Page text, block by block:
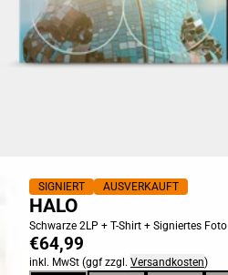
SIGNIERT AUSVERKAUFT
HALO
Schwarze 2LP + T-Shirt + Signiertes Foto
€64,99
inkl. MwSt (ggf zzgl. Versandkosten)